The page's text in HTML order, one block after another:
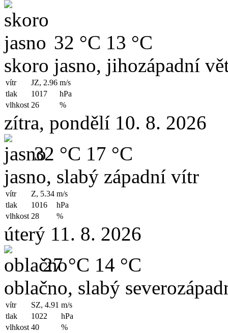
32 °C 13 °C
skoro jasno, jihozápadní
vítr JZ, 2.96 m/s
tlak
1017
hPa
vlhkost 26 %
zítra, pondělí 10. 8. 2026
32 °C 17 °C
jasno, slabý západní vítr
vítr Z, 5.34 m/s
tlak
1016
hPa
vlhkost 28 %
úterý 11. 8. 2026
27 °C 14 °C
oblačno, slabý
vítr SZ, 4.91 m/s
tlak
1022
hPa
vlhkost 40 %